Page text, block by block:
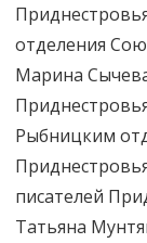
отделения
Марина
Рыбницким
писателей
Татьяна